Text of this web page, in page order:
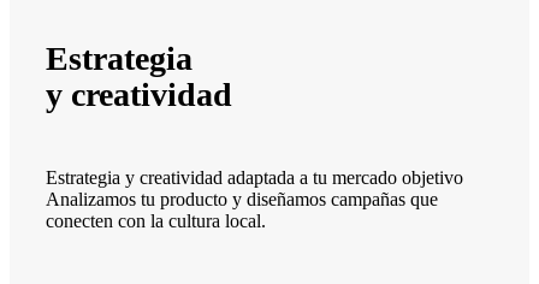
Estrategia
y creatividad
Estrategia y creatividad adaptada a tu mercado objetivo
Analizamos tu producto y diseñamos campañas que
conecten con la cultura local.